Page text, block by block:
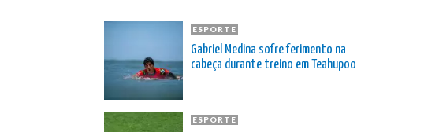
ESPORTE
Gabriel Medina sofre ferimento na
cabeça durante treino em Teahupoo
ESPORTE